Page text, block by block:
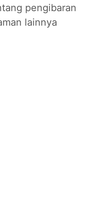
pengibaran
lainnya